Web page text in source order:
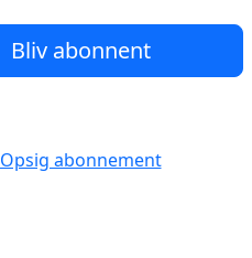
Bliv abonnent
Opsig abonnement